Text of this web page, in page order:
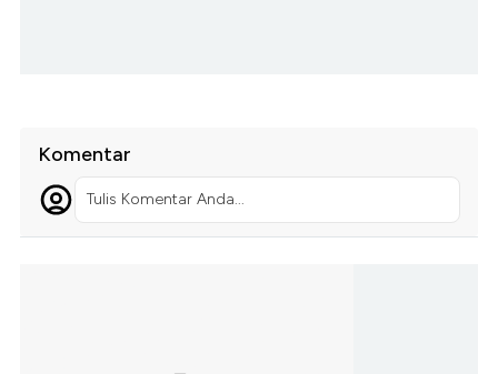
Komentar
Tulis Komentar Anda...